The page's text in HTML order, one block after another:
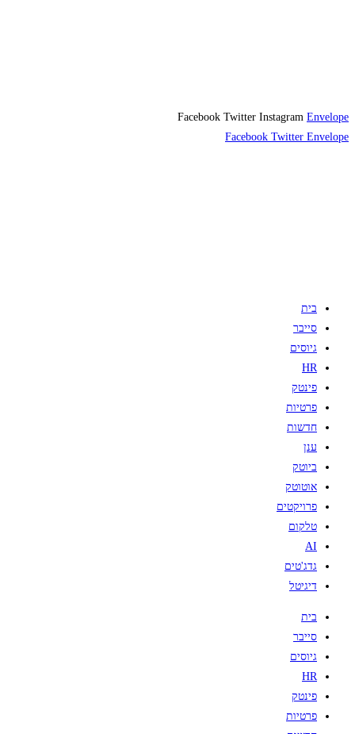
Facebook Twitter Instagram Envelope
Facebook Twitter Envelope
בית
סייבר
גיוסים
HR
פינטק
פרטיות
חדשות
ענן
ביוטק
אוטוטק
פרויקטים
טלקום
AI
גדג'טים
דיגיטל
בית
סייבר
גיוסים
HR
פינטק
פרטיות